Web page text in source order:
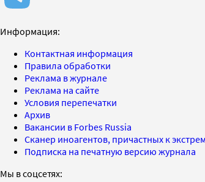
Информация:
Контактная информация
Правила обработки
Реклама в журнале
Реклама на сайте
Условия перепечатки
Архив
Вакансии в Forbes Russia
Сканер иноагентов, причастных к
Подписка на печатную версию журнала
Мы в соцсетях: